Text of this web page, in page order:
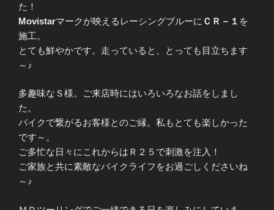
た！
Movistarマークが映えるレーシングブルーに ＣＲ－１ を
施工。
とても鮮やかです。走っていると、とっても目立ちます
～♪
多趣味なＳ様。ご来店時にはいろいろなお話をしまし
た。
バイクで繋がるお客様とのご縁。私もとても楽しかった
です～。
ご多忙な日々にこれからはＲ２５で刺激を注入！
ご家族と共に素敵なバイクライフをお過ごしくださいね
～♪